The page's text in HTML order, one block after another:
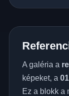
A galéria a
képeket, a
Ez a blokk a